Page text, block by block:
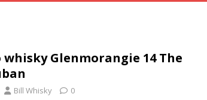
whisky Glenmorangie 14 The
Bill Whisky 0